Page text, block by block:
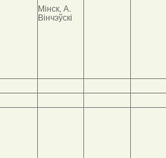
Мінск, А.
Вінчэўскі